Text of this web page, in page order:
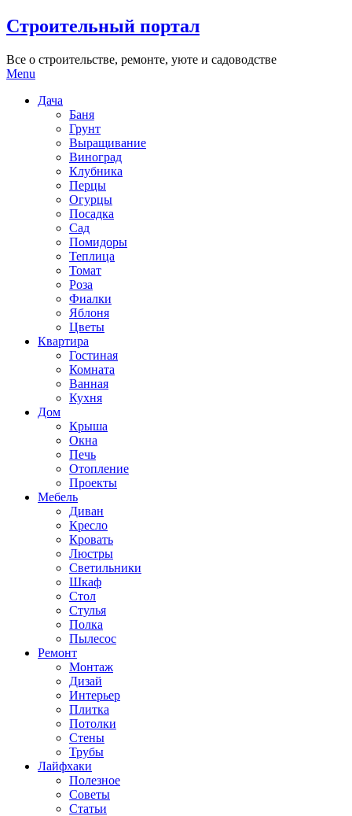
Skip
to
Строительный портал
Все о строительстве, ремонте, уюте и садоводстве
Menu
Дача
Баня
Грунт
Выращивание
Виноград
Клубника
Перцы
Огурцы
Посадка
Сад
Помидоры
Теплица
Томат
Роза
Фиалки
Яблоня
Цветы
Квартира
Гостиная
Комната
Ванная
Кухня
Дом
Крыша
Окна
Печь
Отопление
Проекты
Мебель
Диван
Кресло
Кровать
Люстры
Светильники
Шкаф
Стол
Стулья
Полка
Пылесос
Ремонт
Монтаж
Дизай
Интерьер
Плитка
Потолки
Стены
Трубы
Лайфхаки
Полезное
Советы
Статьи